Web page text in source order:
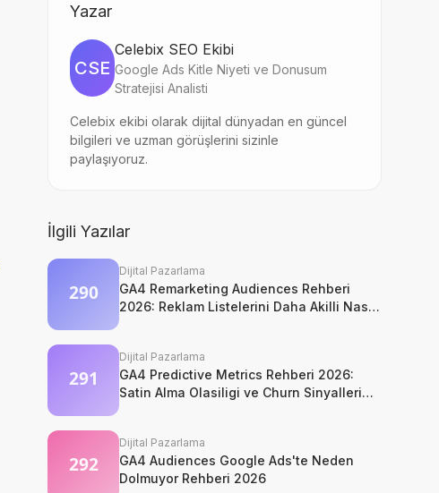
Yazar
CSE
Celebix SEO Ekibi
Google Ads Kitle Niyeti ve Donusum
Stratejisi Analisti
Celebix ekibi olarak dijital dünyadan en güncel
bilgileri ve uzman görüşlerini sizinle
paylaşıyoruz.
İlgili Yazılar
Dijital Pazarlama
GA4 Remarketing Audiences Rehberi
2026: Reklam Listelerini Daha Akilli Nasil
Kurarsiniz?
Dijital Pazarlama
GA4 Predictive Metrics Rehberi 2026:
Satin Alma Olasiligi ve Churn Sinyalleri
Nasil Okunur?
Dijital Pazarlama
GA4 Audiences Google Ads'te Neden
Dolmuyor Rehberi 2026